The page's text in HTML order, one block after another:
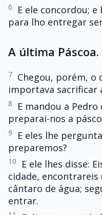
6
E ele concordou;
para lho entregar
A última Páscoa.
7 Chegou, porém, o
importava sacrificar
8
E mandou a Pedro
preparai-nos a
9
E eles lhe
preparemos?
10
E ele lhes disse:
cidade,
cântaro de água;
entrar.